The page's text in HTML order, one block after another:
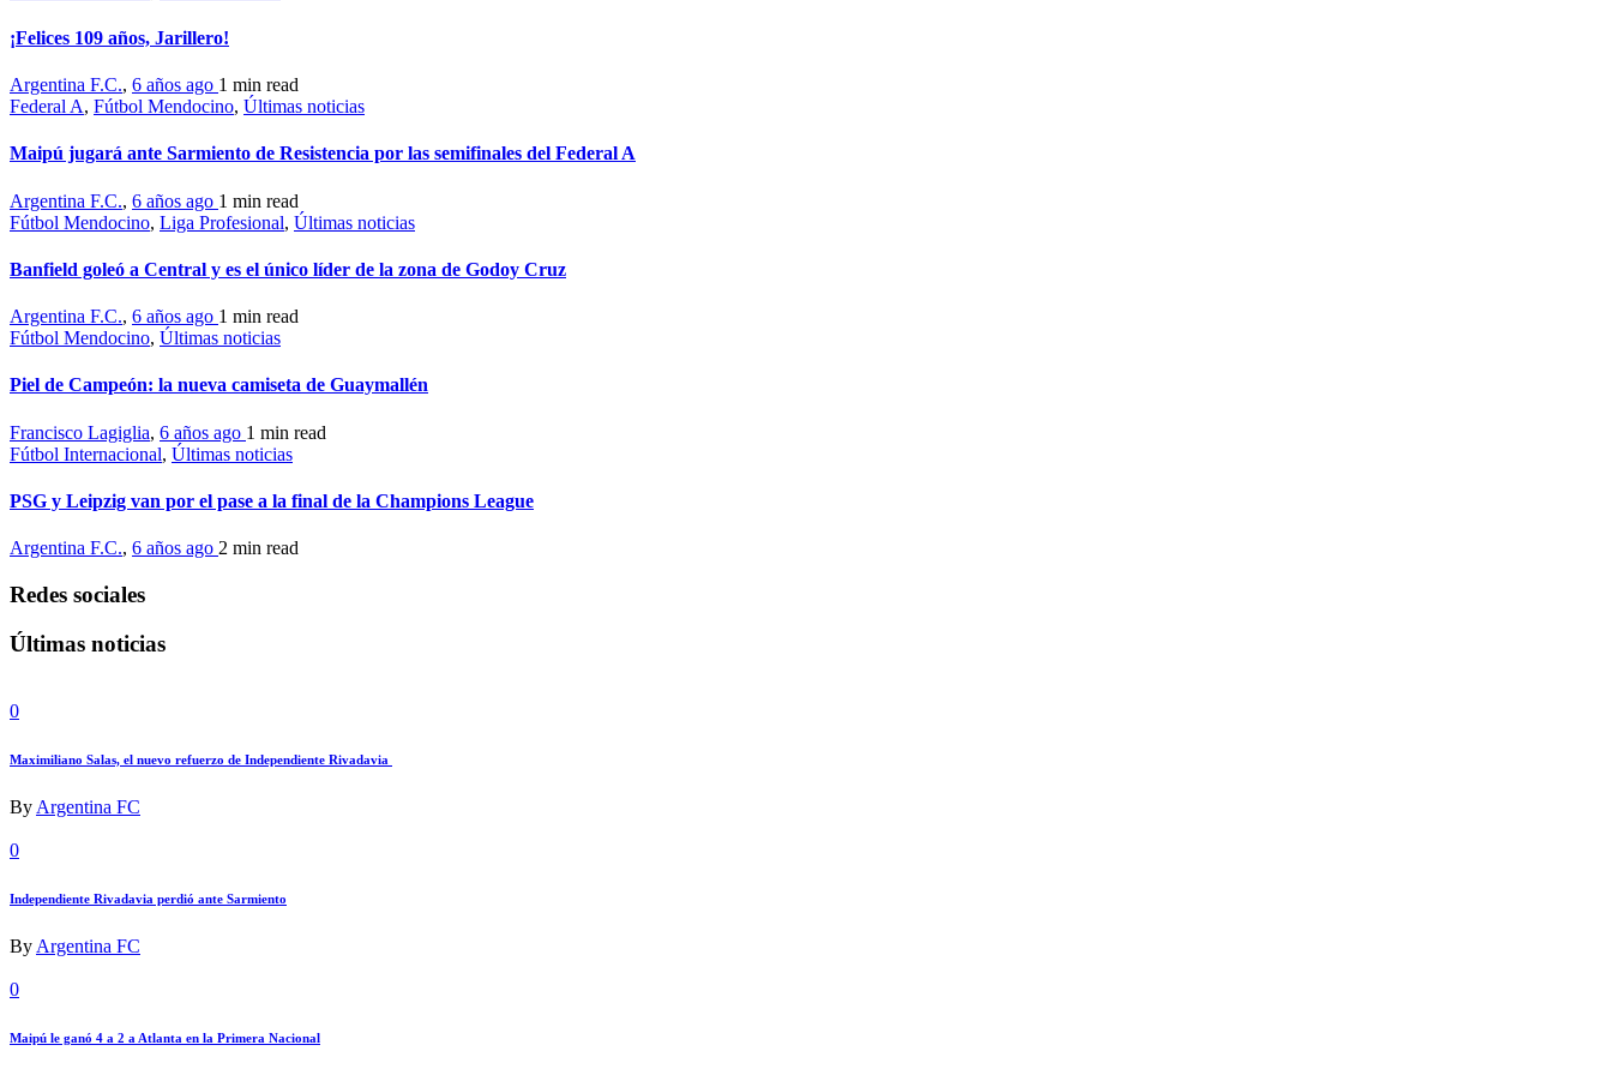
¡Felices 109 años, Jarillero!
Argentina F.C., 6 años ago 1 min read
Federal A, Fútbol Mendocino, Últimas noticias
Maipú jugará ante Sarmiento de Resistencia por las semifinales del Federal A
Argentina F.C., 6 años ago 1 min read
Fútbol Mendocino, Liga Profesional, Últimas noticias
Banfield goleó a Central y es el único líder de la zona de Godoy Cruz
Argentina F.C., 6 años ago 1 min read
Fútbol Mendocino, Últimas noticias
Piel de Campeón: la nueva camiseta de Guaymallén
Francisco Lagiglia, 6 años ago 1 min read
Fútbol Internacional, Últimas noticias
PSG y Leipzig van por el pase a la final de la Champions League
Argentina F.C., 6 años ago 2 min read
Redes sociales
Últimas noticias
0
Maximiliano Salas, el nuevo refuerzo de Independiente Rivadavia
By Argentina FC
0
Independiente Rivadavia perdió ante Sarmiento
By Argentina FC
0
Maipú le ganó 4 a 2 a Atlanta en la Primera Nacional